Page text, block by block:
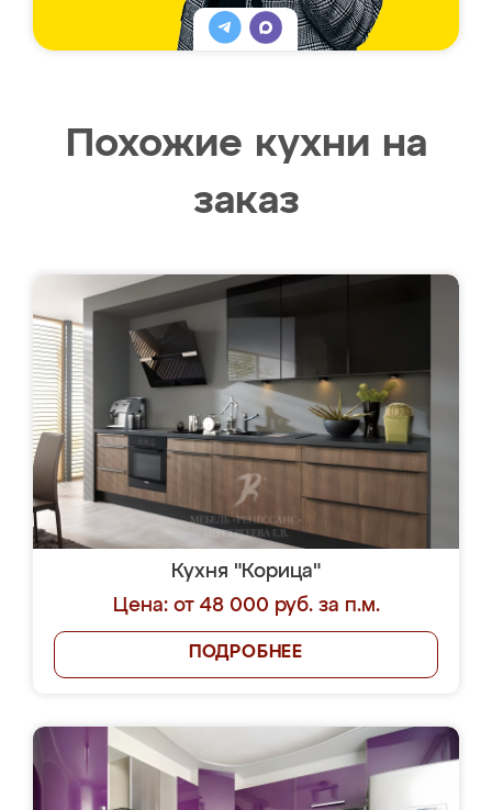
Похожие кухни на
заказ
Кухня "Корица"
Цена: от 48 000 руб. за п.м.
ПОДРОБНЕЕ